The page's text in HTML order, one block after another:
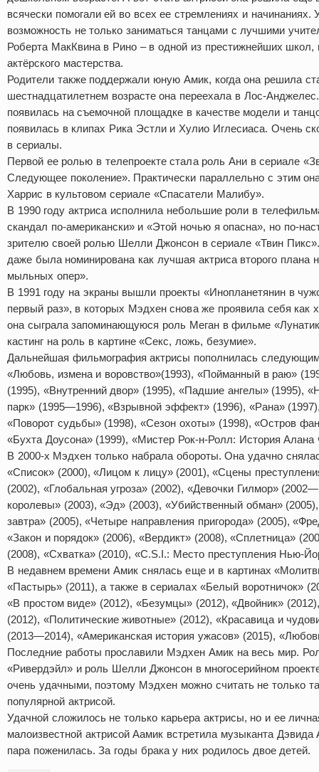
всячески помогали ей во всех ее стремлениях и
возможность не только заниматься танцами с лучшими
Роберта МакКвина в Рино – в одной из престижнейших школ,
актёрского мастерства.
Родители также поддержали юную Амик, когда она решила
шестнадцатилетнем возрасте она переехала в Лос-
появилась на съемочной площадке в качестве модели и
появилась в клипах Рика Эстли и Хулио Иглесиаса. Очень
в сериалы.
Первой ее ролью в телепроекте стала роль Ани в сериале
Следующее поколение». Практически параллельно с этим
Харрис в культовом сериале «Спасатели Малибу».
В 1990 году актриса исполнила небольшие роли в
скандал по-американски» и «Этой ночью я опасна», но по-
зрителю своей ролью Шелли Джонсон в сериале «Твин
даже была номинирована как лучшая актриса второго плана
мыльных опер».
В 1991 году на экраны вышли проекты «Инопланетянин в
первый раз», в которых Мэдхен снова же проявила себя как
она сыграла запоминающуюся роль Меган в фильме
кастинг на роль в картине «Секс, ложь, безумие».
Дальнейшая фильмография актрисы пополнилась
«Любовь, измена и воровство»(1993), «Пойманный в раю»
(1995), «Внутренний двор» (1995), «Падшие ангелы» (1995),
парк» (1995—1996), «Взрывной эффект» (1996), «Рана»
«Поворот судьбы» (1998), «Сезон охоты» (1998), «Остров
«Бухта Доусона» (1999), «Мистер Рок-н-Ролл: История Алана
В 2000-х Мэдхен только набрала обороты. Она удачно
«Список» (2000), «Лицом к лицу» (2001), «Сцены
(2002), «Глобальная угроза» (2002), «Девочки Гилмор»
королевы» (2003), «Эд» (2003), «Убийственный обман»
завтра» (2005), «Четыре направления пригорода» (2005),
«Закон и порядок» (2006), «Вердикт» (2008), «Сплетница»
(2008), «Схватка» (2010), «C.S.I.: Место преступления Нью-
В недавнем времени Амик снялась еще и в картинах
«Пастырь» (2011), а также в сериалах «Белый воротничок»
«В простом виде» (2012), «Безумцы» (2012), «Двойник»
(2012), «Политические животные» (2012), «Красавица и
(2013—2014), «Американская история ужасов» (2015),
Последние работы прославили Мэдхен Амик на весь мир.
«Ривердэйл» и роль Шелли Джонсон в многосерийном
очень удачными, поэтому Мэдхен можно считать не только
популярной актрисой.
Удачной сложилось не только карьера актрисы, но и ее
малоизвестной актрисой Аамик встретила музыканта Дэвида
пара поженилась. За годы брака у них родилось двое детей.